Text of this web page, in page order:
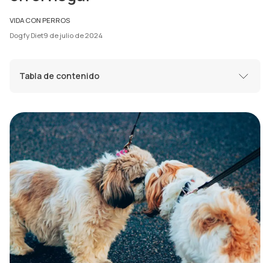
VIDA CON PERROS
Dogfy Diet9 de julio de 2024
Tabla de contenido